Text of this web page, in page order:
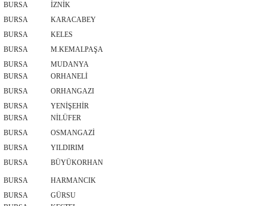
BURSA
İZNİK
BURSA
KARACABEY
BURSA
KELES
BURSA
M.KEMALPAŞA
BURSA
MUDANYA
BURSA
ORHANELİ
BURSA
ORHANGAZI
BURSA
YENİŞEHİR
BURSA
NİLÜFER
BURSA
OSMANGAZİ
BURSA
YILDIRIM
BURSA
BÜYÜKORHAN
BURSA
HARMANCIK
BURSA
GÜRSU